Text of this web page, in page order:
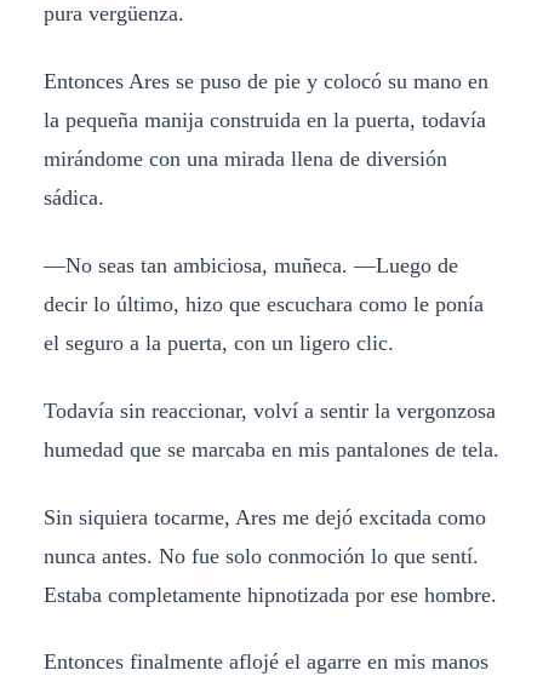
pura vergüenza.
Entonces Ares se puso de pie y colocó su mano en
la pequeña manija construida en la puerta, todavía
mirándome con una mirada llena de diversión
sádica.
—No seas tan ambiciosa, muñeca. —Luego de
decir lo último, hizo que escuchara como le ponía
el seguro a la puerta, con un ligero clic.
Todavía sin reaccionar, volví a sentir la vergonzosa
humedad que se marcaba en mis pantalones de tela.
Sin siquiera tocarme, Ares me dejó excitada como
nunca antes. No fue solo conmoción lo que sentí.
Estaba completamente hipnotizada por ese hombre.
Entonces finalmente aflojé el agarre en mis manos